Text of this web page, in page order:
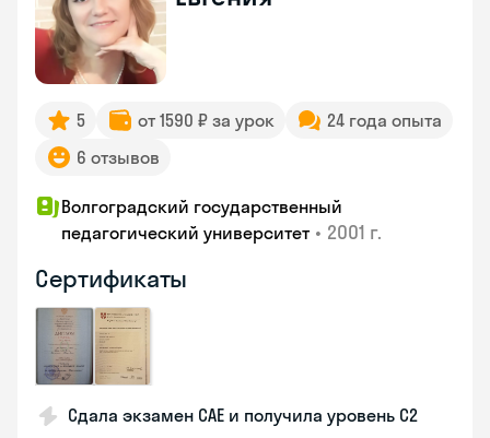
5 от 1590 ₽ за урок
24 года опыта
6 отзывов
Волгоградский государственный
педагогический университет • 2001 г.
Сертификаты
Сдала экзамен CAE и получила уровень С2